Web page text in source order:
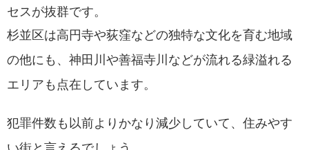
セスが抜群です。
杉並区は高円寺や荻窪などの独特な文化を育む地域
の他にも、神田川や善福寺川などが流れる緑溢れる
エリアも点在しています。
犯罪件数も以前よりかなり減少していて、住みやす